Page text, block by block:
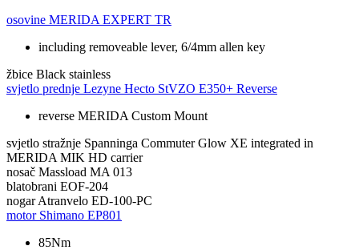
osovine MERIDA EXPERT TR
including removeable lever, 6/4mm allen key
žbice Black stainless
svjetlo prednje Lezyne Hecto StVZO E350+ Reverse
reverse MERIDA Custom Mount
svjetlo stražnje Spanninga Commuter Glow XE integrated in
MERIDA MIK HD carrier
nosač Massload MA 013
blatobrani EOF-204
nogar Atranvelo ED-100-PC
motor Shimano EP801
85Nm